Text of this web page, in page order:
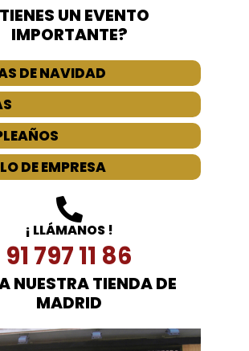
UN EVENTO
IMPORTANTE?
DE NAVIDAD
DE EMPRESA
¡ LLÁMANOS !
91 797 11 86
NUESTRA TIENDA DE
MADRID